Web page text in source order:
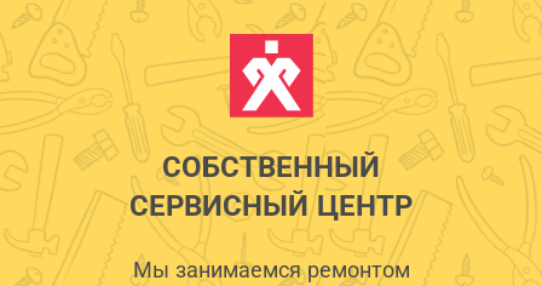
СОБСТВЕННЫЙ
СЕРВИСНЫЙ ЦЕНТР
Мы занимаемся ремонтом